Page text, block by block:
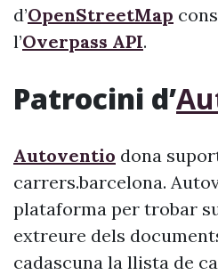
d’OpenStreetMap
l’Overpass API.
Patrocini d’
Autoventio dona
carrers.barcelona.
plataforma per trobar
extreure dels
cadascuna la llista de